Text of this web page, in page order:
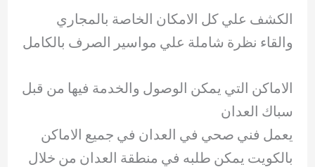
الكشف علي كل الامكان الخاصة بالمجاري
والقاء نظرة شاملة علي مواسير الصرف بالكامل
الاماكن التي يمكن الوصول والخدمة فيها من قبل
سباك العدان
يعمل فني صحي في العدان في جميع الاماكن
بالكويت يمكن طلبه في منطقة العدان من خلال